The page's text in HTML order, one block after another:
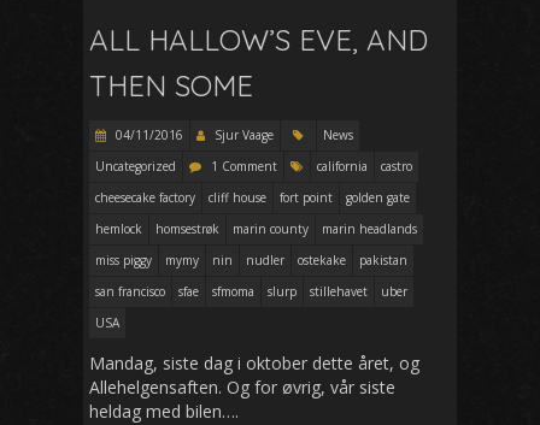
ALL HALLOW’S EVE, AND
THEN SOME
04/11/2016 Sjur Vaage
News
Uncategorized
1 Comment california
castro
cheesecake factory
cliff house fort point
golden gate
hemlock
homsestrøk marin county
marin headlands
miss piggy
mymy nin nudler ostekake
pakistan
san francisco
sfae sfmoma slurp stillehavet
uber
USA
Mandag, siste dag i oktober dette året, og
Allehelgensaften. Og for øvrig, vår siste
heldag med bilen….